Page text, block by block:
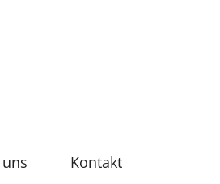
Kontakt